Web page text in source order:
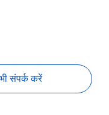
संपर्क करें